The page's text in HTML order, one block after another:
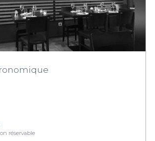
réservable